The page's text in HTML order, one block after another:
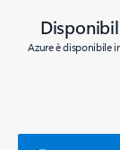
Azure è disponibile